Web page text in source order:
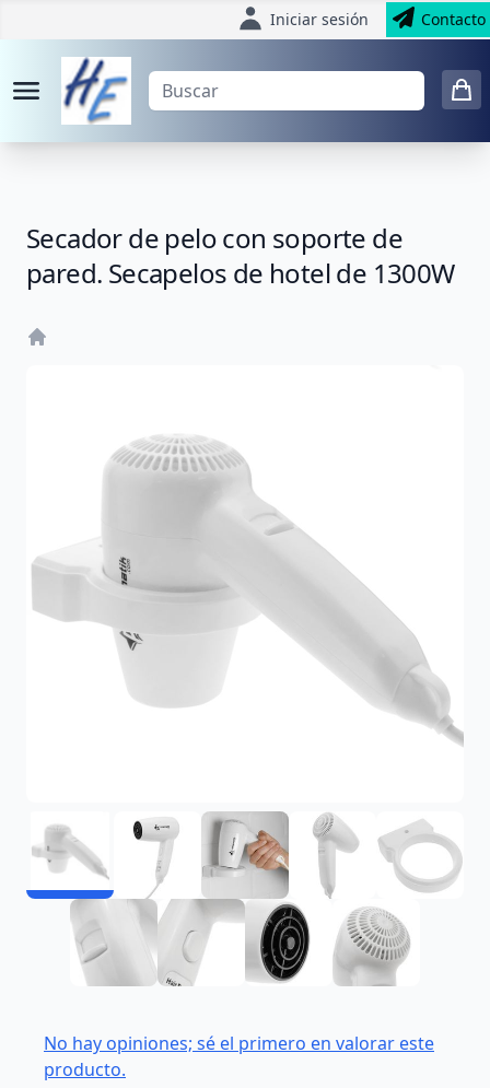
Iniciar sesión Contacto
Secador de pelo con soporte de
pared. Secapelos de hotel de 1300W
No hay opiniones; sé el primero en valorar este
producto.